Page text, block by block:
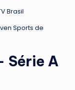
Brasil
Sports de
Série A